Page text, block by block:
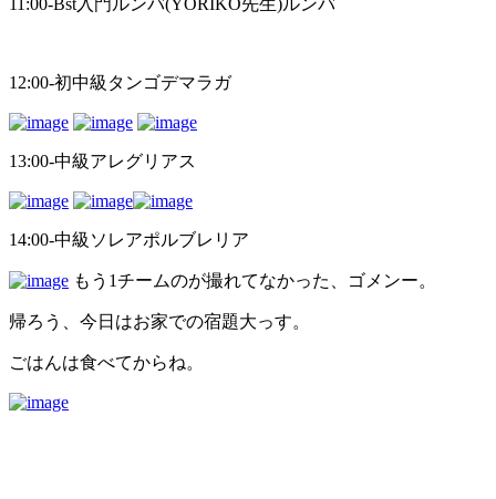
12:00-初中級タンゴデマラガ
13:00-中級アレグリアス
14:00-中級ソレアポルブレリア
もう1チームのが撮れてなかった、ゴメンー。
帰ろう、今日はお家での宿題大っす。
ごはんは食べてからね。